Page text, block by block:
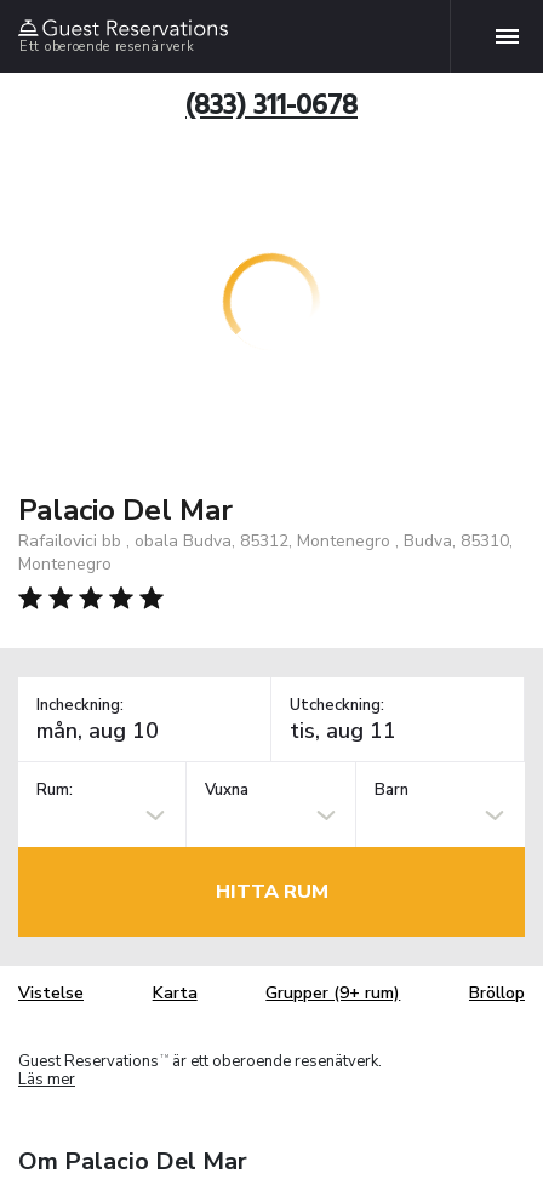
Ett oberoende resenärverk
(833) 311-0678
Palacio Del Mar
Rafailovici bb , obala Budva, 85312, Montenegro , Budva, 85310,
Montenegro
Incheckning: Utcheckning:
Rum: Vuxna Barn
HITTA RUM
Vistelse Karta Grupper (9+ rum) Bröllop
Guest Reservations TM
är ett oberoende resenätverk.
Läs mer
Om Palacio Del Mar